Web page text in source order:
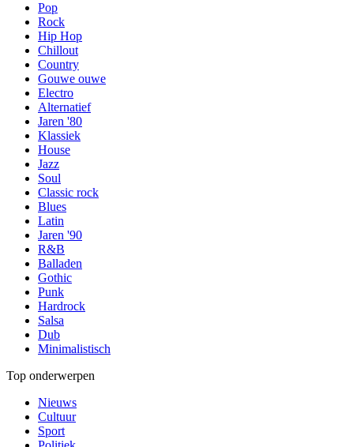
Pop
Rock
Hip Hop
Chillout
Country
Gouwe ouwe
Electro
Alternatief
Jaren '80
Klassiek
House
Jazz
Soul
Classic rock
Blues
Latin
Jaren '90
R&B
Balladen
Gothic
Punk
Hardrock
Salsa
Dub
Minimalistisch
Top onderwerpen
Nieuws
Cultuur
Sport